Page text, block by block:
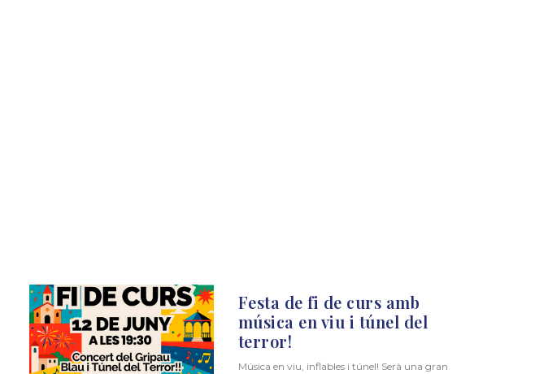
Festa de fi de curs amb
música en viu i túnel del
terror!
Música en viu, inflables i túnel! Serà una gran